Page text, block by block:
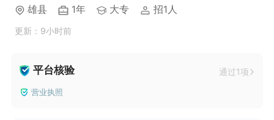
雄县 1年 大专 招1人
更新：9小时前
平台核验 通过1项
营业执照